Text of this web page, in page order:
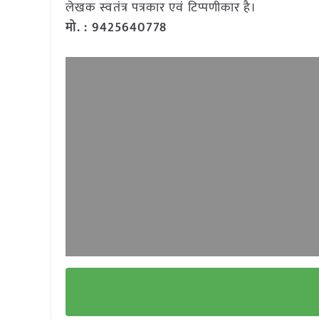
लेखक स्वतंत्र पत्रकार एवं टिप्पणीकार है।
मो. : 9425640778